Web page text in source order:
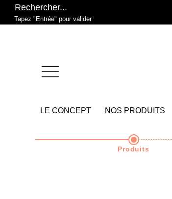
Tapez "Entrée" pour valider
LE CONCEPT NOS PRODUITS
Produits